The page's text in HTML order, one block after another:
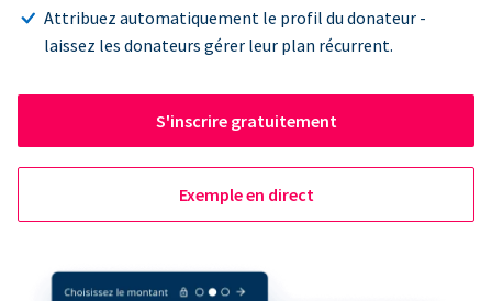
Attribuez automatiquement le profil du donateur -
laissez les donateurs gérer leur plan récurrent.
S'inscrire gratuitement
Exemple en direct